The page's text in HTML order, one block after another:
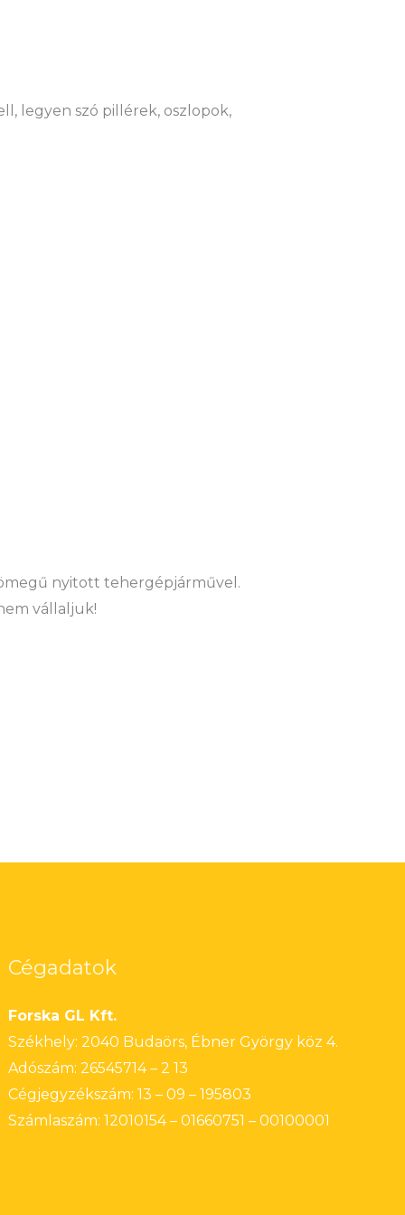
legyen szó pillérek, oszlopok,
nyitott tehergépjárművel.
vállaljuk!
Cégadatok
Forska GL Kft.
Székhely: 2040 Budaörs, Ébner György köz 4.
Adószám: 26545714 – 2 13
Cégjegyzékszám: 13 – 09 – 195803
Számlaszám: 12010154 – 01660751 – 00100001